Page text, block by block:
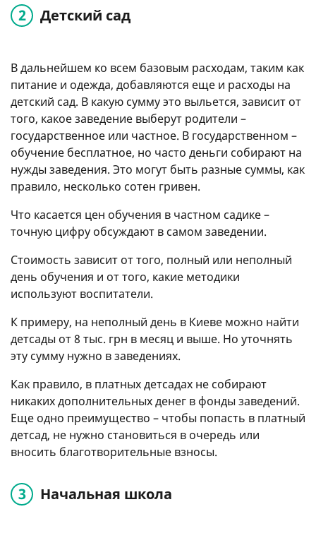
Детский сад
В дальнейшем ко всем базовым расходам, таким как
питание и одежда, добавляются еще и расходы на
детский сад. В какую сумму это выльется, зависит от
того, какое заведение выберут родители –
государственное или частное. В государственном –
обучение бесплатное, но часто деньги собирают на
нужды заведения. Это могут быть разные суммы, как
правило, несколько сотен гривен.
Что касается цен обучения в частном садике –
точную цифру обсуждают в самом заведении.
Стоимость зависит от того, полный или неполный
день обучения и от того, какие методики
используют воспитатели.
К примеру, на неполный день в Киеве можно найти
детсады от 8 тыс. грн в месяц и выше. Но уточнять
эту сумму нужно в заведениях.
Как правило, в платных детсадах не собирают
никаких дополнительных денег в фонды заведений.
Еще одно преимущество – чтобы попасть в платный
детсад, не нужно становиться в очередь или
вносить благотворительные взносы.
Начальная школа